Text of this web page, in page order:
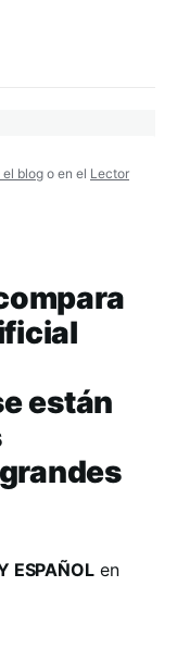
el blogo en el Lector
están
ESPAÑOLen